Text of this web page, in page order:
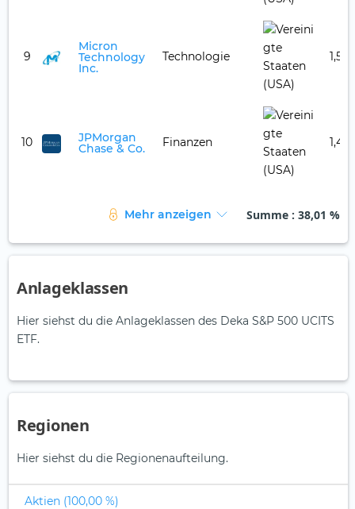
9
Micron
Technology
Inc.
Technologie 1,51
10 JPMorgan
Chase & Co. Finanzen 1,44
Mehr anzeigen Summe : 38,01 %
Anlageklassen
Hier siehst du die Anlageklassen des Deka S&P 500 UCITS
ETF.
Regionen
Hier siehst du die Regionenaufteilung.
Aktien (100,00 %)